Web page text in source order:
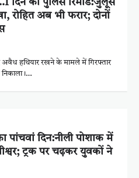
दिन की पुलिस रिमांड:जुलूस
अब भी फरार; दोनों
अवैध हथियार रखने के मामले में गिरफ्तार
निकाला।…
का पांचवां दिन:नीली पोशाक में
ट्रक पर चढ़कर युवकों ने